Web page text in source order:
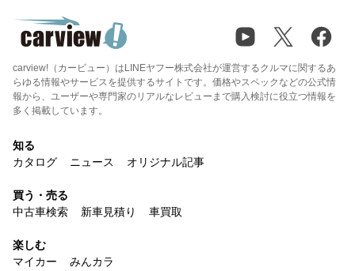
carview!（カービュー）はLINEヤフー株式会社が運営するクルマに関するあ
らゆる情報やサービスを提供するサイトです。価格やスペックなどの公式情
報から、ユーザーや専門家のリアルなレビューまで購入検討に役立つ情報を
多く掲載しています。
知る
カタログ
ニュース オリジナル記事
買う・売る
中古車検索
新車見積り 車買取
楽しむ
マイカー
みんカラ